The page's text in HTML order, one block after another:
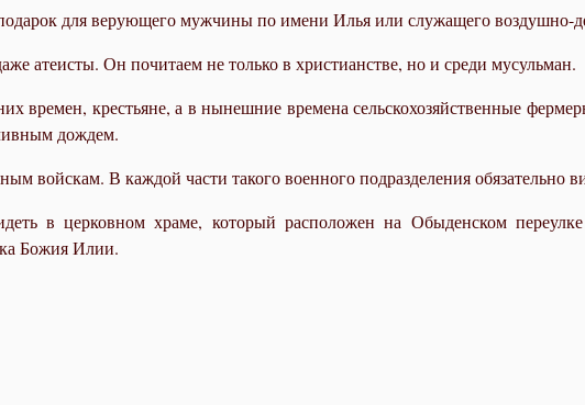
для верующего мужчины по имени Илья или служащего воздушно-
атеисты. Он почитаем не только в христианстве, но и среди мусульман.
времен, крестьяне, а в нынешние времена сельскохозяйственные
дождем.
войскам. В каждой части такого военного подразделения обязательно
в церковном храме, который расположен на Обыденском
Божия Илии.